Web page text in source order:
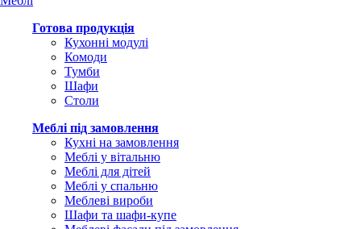
Готова продукція
Кухонні модулі
Комоди
Тумби
Шафи
Столи
Меблі під замовлення
Кухні на замовлення
Меблі у вітальню
Меблі для дітей
Меблі у спальню
Меблеві вироби
Шафи та шафи-купе